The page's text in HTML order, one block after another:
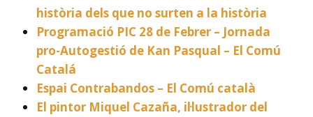
història dels que no surten a la història
Programació PIC 28 de Febrer – Jornada
pro-Autogestió de Kan Pasqual – El Comú
Catalá
Espai Contrabandos – El Comú català
El pintor Miquel Cazaña, il·lustrador del